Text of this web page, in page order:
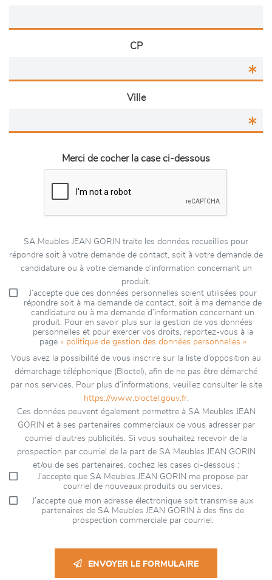
CP
Ville
Merci de cocher la case ci-dessous
SA Meubles JEAN GORIN traite les données recueillies pour
répondre soit à votre demande de contact, soit à votre demande de
candidature ou à votre demande d’information concernant un
produit.
J’accepte que ces données personnelles soient utilisées pour
répondre soit à ma demande de contact, soit à ma demande de
candidature ou à ma demande d’information concernant un
produit. Pour en savoir plus sur la gestion de vos données
personnelles et pour exercer vos droits, reportez-vous à la
page « politique de gestion des données personnelles »
Vous avez la possibilité de vous inscrire sur la liste d’opposition au
démarchage téléphonique (Bloctel), afin de ne pas être démarché
par nos services. Pour plus d’informations, veuillez consulter le site
https://www.bloctel.gouv.fr.
Ces données peuvent également permettre à SA Meubles JEAN
GORIN et à ses partenaires commerciaux de vous adresser par
courriel d’autres publicités. Si vous souhaitez recevoir de la
prospection par courriel de la part de SA Meubles JEAN GORIN
et/ou de ses partenaires, cochez les cases ci-dessous :
J’accepte que SA Meubles JEAN GORIN me propose par
courriel de nouveaux produits ou services.
J’accepte que mon adresse électronique soit transmise aux
partenaires de SA Meubles JEAN GORIN à des fins de
prospection commerciale par courriel.
ENVOYER LE FORMULAIRE